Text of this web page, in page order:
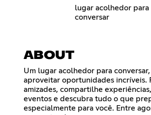
lugar acolhedor para
conversar
ABOUT
Um lugar acolhedor para
aproveitar oportunidades incríveis.
amizades, compartilhe
eventos e descubra tudo o que
especialmente para você. Entre